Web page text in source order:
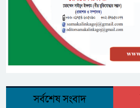
সর্বশেষ সংবাদ